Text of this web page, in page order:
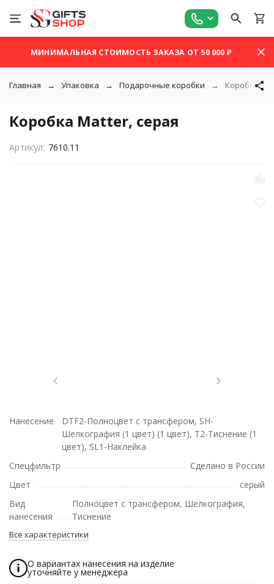
МИНИМАЛЬНАЯ СТОИМОСТЬ ЗАКАЗА ОТ 50 000 ₽
Главная Упаковка Подарочные коробки Коробка
Коробка Matter, серая
Артикул: 7610.11
Нанесение
DTF2-Полноцвет с трансфером, SH-
Шелкография (1 цвет) (1 цвет), T2-Тиснение (1
цвет), SL1-Наклейка
Спецфильтр
Сделано в России
Цвет
серый
Вид
нанесения
Полноцвет с трансфером, Шелкография,
Тиснение
Все характеристики
О вариантах нанесения на изделие
уточняйте у менеджера